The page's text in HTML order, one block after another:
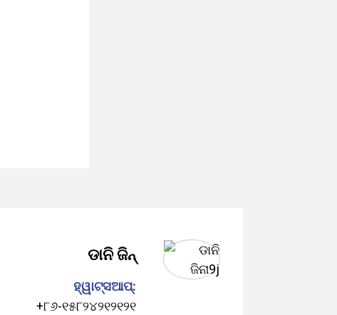
ଡାନି ଜିନ୍
ହ୍ୱାଟ୍ସଆପ୍:
+୮୬-୧୫୮୨୪୨୧୨୧୨୧